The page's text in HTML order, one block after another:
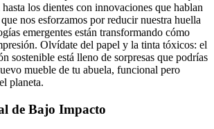
los dientes con innovaciones que hablan
nos esforzamos por reducir nuestra huella
emergentes están transformando cómo
Olvídate del papel y la tinta tóxicos: el
sostenible está lleno de sorpresas que podrías
mueble de tu abuela, funcional pero
planeta.
de Bajo Impacto